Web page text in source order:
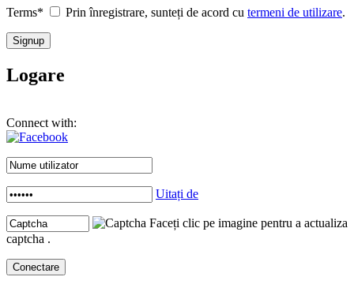
Terms* Prin înregistrare, sunteți de acord cu termeni de utilizare.
Logare
Connect with:
Uitați de
Faceți clic pe imagine pentru a actualiza
captcha .